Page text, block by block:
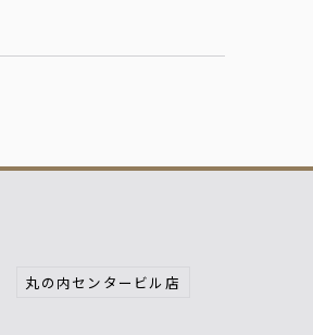
丸の内センタービル店